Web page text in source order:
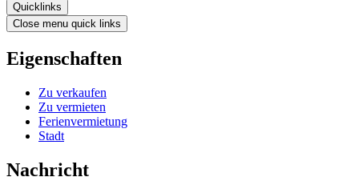
Quicklinks
Close menu quick links
Eigenschaften
Zu verkaufen
Zu vermieten
Ferienvermietung
Stadt
Nachricht